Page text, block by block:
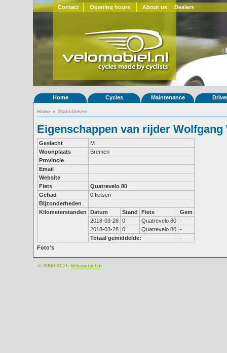
Contact Opening hours About us Dealers
Home Cycles Maintenance
Home » Statistieken
Eigenschappen van rijder Wolfgang
Geslacht
M
Woonplaats
Bremen
Provincie
Email
Website
Fiets
Quatrevelo 80
Gehad
0 fietsen
Bijzonderheden
Kilometerstanden
Datum Stand Fiets
Gem
2018-03-28 0 Quatrevelo 80 -
2018-03-28 0 Quatrevelo 80 -
Totaal gemiddelde:
-
Foto's
© 2000-2026 Velomobiel.nl